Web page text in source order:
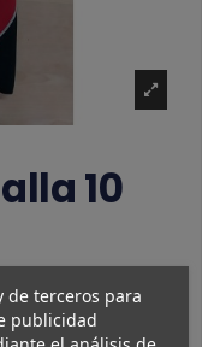
10
de terceros para
publicidad